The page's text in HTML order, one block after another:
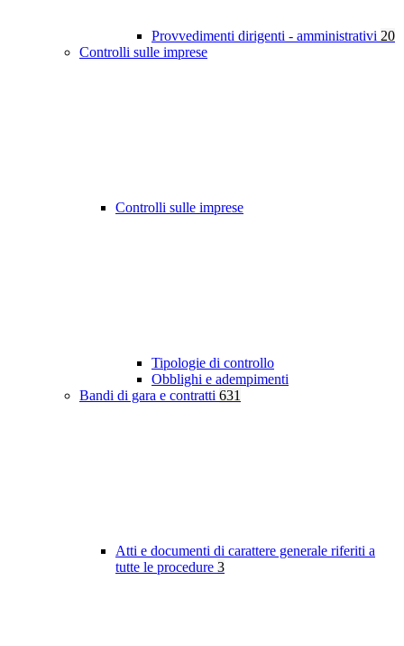
Provvedimenti dirigenti - amministrativi 20
Controlli sulle imprese
Controlli sulle imprese
Tipologie di controllo
Obblighi e adempimenti
Bandi di gara e contratti 631
Atti e documenti di carattere generale riferiti a
tutte le procedure 3